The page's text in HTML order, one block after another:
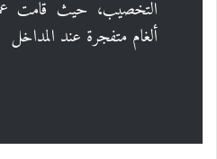
التخصيب، حيث قامت
ألغام متفجرة عند المداخل